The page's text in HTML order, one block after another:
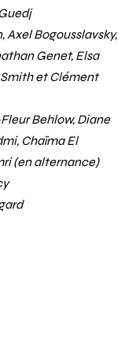
Axel Bogousslavsky,
Genet, Elsa
et Clément
Behlow, Diane
Chaïma El
(en alternance)